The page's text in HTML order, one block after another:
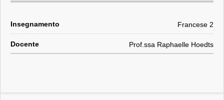
Francese 2
Prof.ssa Raphaelle Hoedts